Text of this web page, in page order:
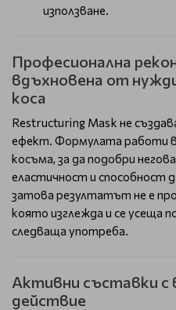
използване.
Професионална
вдъхновена от
коса
Restructuring Mask не
ефект. Формулата работи
косъма, за да подобри
еластичност и способност
затова резултатът не е
която изглежда и се усеща
следваща употреба.
Активни съставки
действие